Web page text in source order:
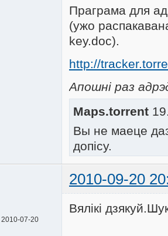
Праграма для
(ужо
key.doc).
http://
Апошні раз
Maps.torrent
Вы не маеце
допісу.
2010-09-20
2010-07-20
Вялікі